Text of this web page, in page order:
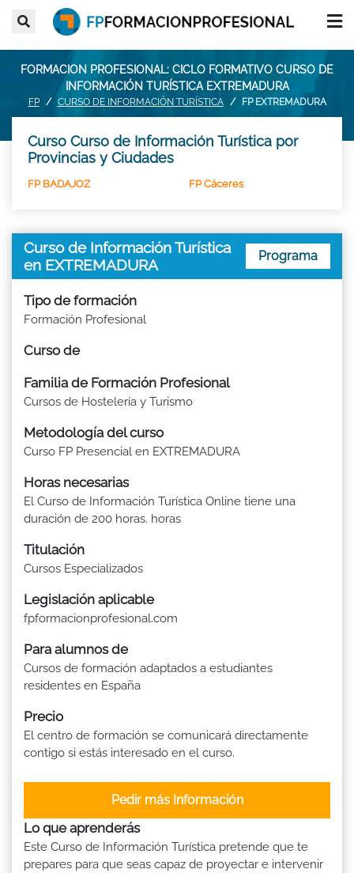
FORMACION PROFESIONAL: CICLO FORMATIVO CURSO DE
INFORMACIÓN TURÍSTICA EXTREMADURA
FP CURSO DE INFORMACIÓN TURÍSTICA FP EXTREMADURA
Curso Curso de Información Turística por
Provincias y Ciudades
FP BADAJOZ FP Cáceres
Curso de Información Turística
en EXTREMADURA
Programa
Tipo de formación
Formación Profesional
Curso de
Familia de Formación Profesional
Cursos de Hostelería y Turismo
Metodología del curso
Curso FP Presencial en EXTREMADURA
Horas necesarias
El Curso de Información Turística Online tiene una
duración de 200 horas. horas
Titulación
Cursos Especializados
Legislación aplicable
fpformacionprofesional.com
Para alumnos de
Cursos de formación adaptados a estudiantes
residentes en España
Precio
El centro de formación se comunicará directamente
contigo si estás interesado en el curso.
Pedir más Información
Lo que aprenderás
Este Curso de Información Turística pretende que te
prepares para que seas capaz de proyectar e intervenir